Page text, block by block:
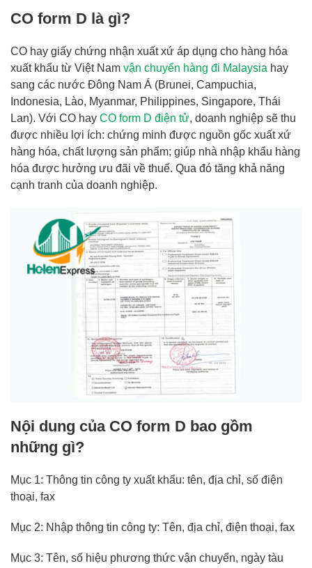
CO form D là gì?
CO hay giấy chứng nhận xuất xứ áp dụng cho hàng hóa
xuất khẩu từ Việt Nam vận chuyển hàng đi Malaysia hay
sang các nước Đông Nam Á (Brunei, Campuchia,
Indonesia, Lào, Myanmar, Philippines, Singapore, Thái
Lan). Với CO hay CO form D điện tử, doanh nghiệp sẽ thu
được nhiều lợi ích: chứng minh được nguồn gốc xuất xứ
hàng hóa, chất lượng sản phẩm; giúp nhà nhập khẩu hàng
hóa được hưởng ưu đãi về thuế. Qua đó tăng khả năng
cạnh tranh của doanh nghiệp.
Nội dung của CO form D bao gồm
những gì?
Mục 1: Thông tin công ty xuất khẩu: tên, địa chỉ, số điện
thoại, fax
Mục 2: Nhập thông tin công ty: Tên, địa chỉ, điện thoại, fax
Mục 3: Tên, số hiệu phương thức vận chuyển, ngày tàu